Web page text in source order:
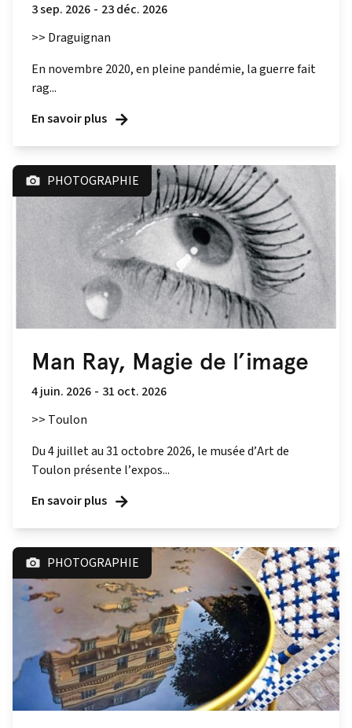
3 sep. 2026 - 23 déc. 2026
>> Draguignan
En novembre 2020, en pleine pandémie, la guerre fait
rag...
En savoir plus
PHOTOGRAPHIE
Man Ray, Magie de l’image
4 juin. 2026 - 31 oct. 2026
>> Toulon
Du 4 juillet au 31 octobre 2026, le musée d’Art de
Toulon présente l’expos...
En savoir plus
PHOTOGRAPHIE